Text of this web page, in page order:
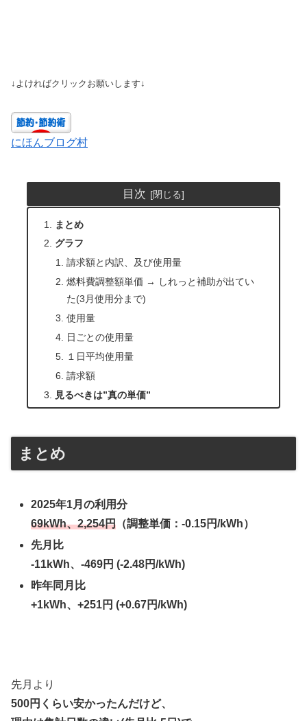
↓よければクリックお願いします↓
にほんブログ村
目次
まとめ
グラフ
請求額と内訳、及び使用量
燃料費調整額単価 → しれっと補助が出てい
た(3月使用分まで)
使用量
日ごとの使用量
１日平均使用量
請求額
見るべきは”真の単価”
まとめ
2025年1月の利用分
69kWh、2,254円 （調整単価：-0.15円/kWh）
先月比
-11kWh、-469円 (-2.48円/kWh)
昨年同月比
+1kWh、+251円 (+0.67円/kWh)
先月より
500円くらい安かったんだけど、